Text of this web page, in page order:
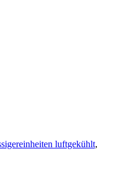
luftgekühlt,